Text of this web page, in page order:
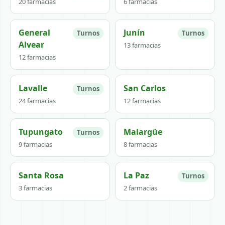
General
Alvear
12 farmacias
Turnos Junín
13 farmacias
Turnos
Lavalle
24 farmacias
Turnos San Carlos
12 farmacias
Tupungato
9 farmacias
Turnos Malargüe
8 farmacias
Santa Rosa
3 farmacias
La Paz
2 farmacias
Turnos